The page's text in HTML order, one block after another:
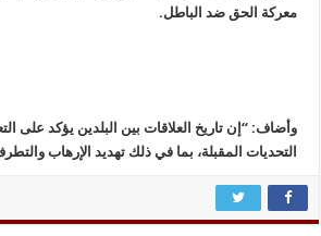
معركة الحق ضد الباطل.
وأضاف: “إن تاريخ العلاقات بين البلدين يؤكد على
التحديات المقبلة، بما في ذلك تهديد الإرهاب